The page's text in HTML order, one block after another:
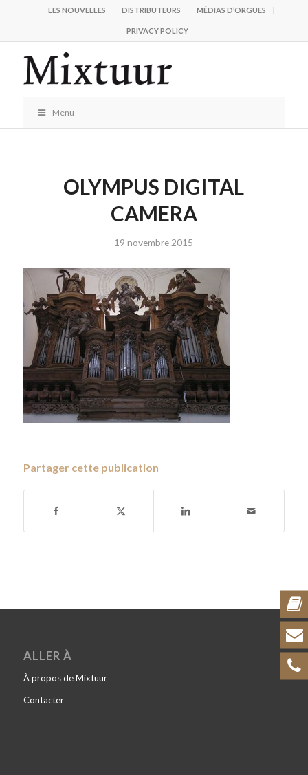
LES NOUVELLES DISTRIBUTEURS MÉDIAS D’ORGUES
PRIVACY POLICY
Menu
OLYMPUS DIGITAL
CAMERA
19 novembre 2015
Partager cette publication
ALLER À
À propos de Mixtuur
Contacter